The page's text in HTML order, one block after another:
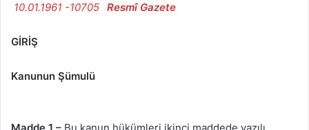
10.01.1961 -10705 Resmî Gazete
GİRİŞ
Kanunun Şümulü